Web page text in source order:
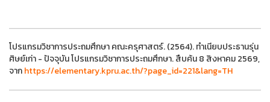
โปรแกรมวิชาการประถมศึกษา คณะครุศาสตร์. (2564). ทำเนียบประธานรุ่น
ศิษย์เก่า - ปัจจุบัน โปรแกรมวิชาการประถมศึกษา. สืบค้น 8 สิงหาคม 2569,
จากhttps://elementary.kpru.ac.th/?page_id=221&lang=TH